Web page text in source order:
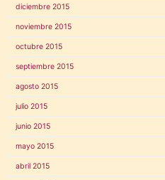
diciembre 2015
noviembre 2015
octubre 2015
septiembre 2015
agosto 2015
julio 2015
junio 2015
mayo 2015
abril 2015